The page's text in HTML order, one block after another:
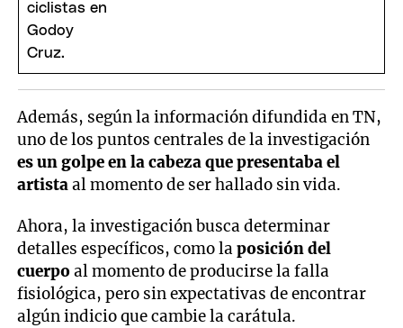
Además, según la información difundida en TN,
uno de los puntos centrales de la investigación
es un golpe en la cabeza que presentaba el
artistaal momento de ser hallado sin vida.
Ahora, la investigación busca determinar
detalles específicos, como laposición del
cuerpoal momento de producirse la falla
fisiológica, pero sin expectativas de encontrar
algún indicio que cambie la carátula.